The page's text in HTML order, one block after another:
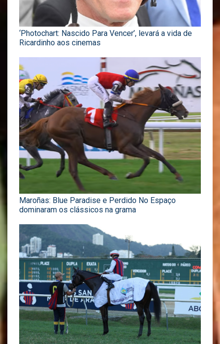
‘Photochart: Nascido Para Vencer’, levará a vida de
Ricardinho aos cinemas
Maroñas: Blue Paradise e Perdido No Espaço
dominaram os clássicos na grama